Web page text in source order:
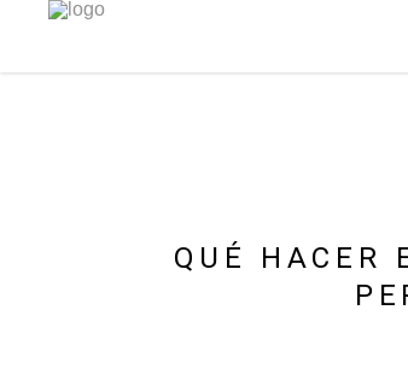
QUÉ HACER